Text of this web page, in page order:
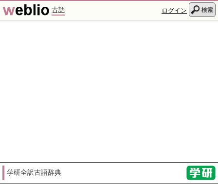
古語 ログイン 検索
学研全訳古語辞典